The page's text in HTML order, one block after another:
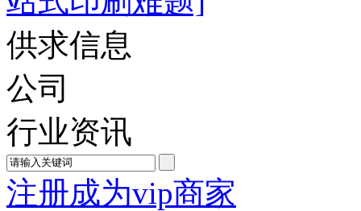
供求信息
公司
行业资讯
注册成为vip商家